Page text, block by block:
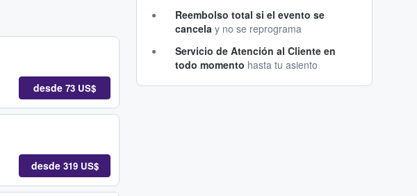
desde 73 US$
desde 319 US$
Reembolso total si el evento se
cancela y no se reprograma
Servicio de Atención al Cliente en
todo momento hasta tu asiento